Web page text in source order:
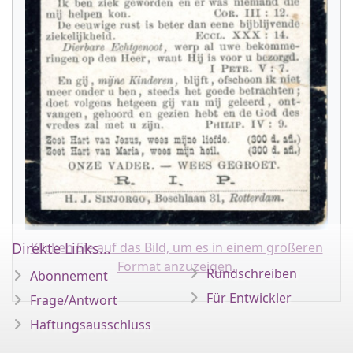
Klicken Sie auf das Bild, um es in einem größeren
Format anzuzeigen.
Direkte Links...
Abonnement
Frage/Antwort
Haftungsausschluss
Rundschreiben
Für Entwickler